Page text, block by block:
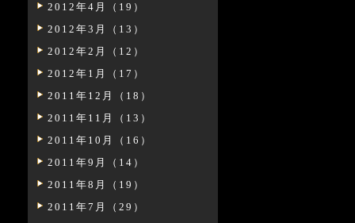
2012年4月（19）
2012年3月（13）
2012年2月（12）
2012年1月（17）
2011年12月（18）
2011年11月（13）
2011年10月（16）
2011年9月（14）
2011年8月（19）
2011年7月（29）